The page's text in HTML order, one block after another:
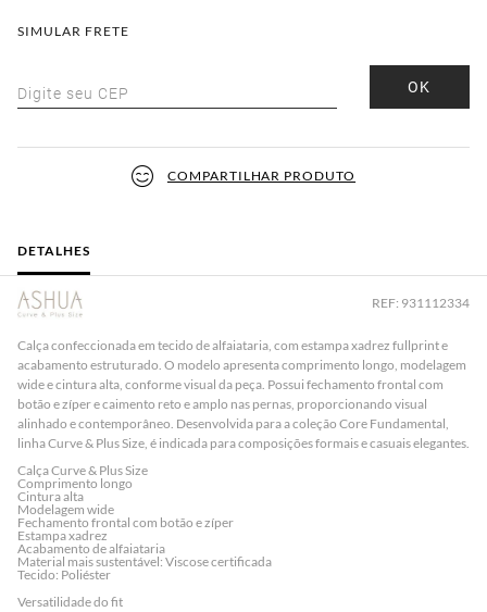
SIMULAR FRETE
Digite seu CEP OK
COMPARTILHAR PRODUTO
DETALHES
REF: 931112334
Calça confeccionada em tecido de alfaiataria, com estampa xadrez fullprinte
acabamento estruturado. O modelo apresentacomprimento longo, modelagem
wideecintura alta, conforme visual da peça. Possui fechamento frontal com
botão e zíperecaimento reto e amplo nas pernas, proporcionando visual
alinhado e contemporâneo. Desenvolvida para a coleção Core Fundamental,
linhaCurve & Plus Size, é indicada para composições formais e casuais elegantes.
Calça Curve & Plus Size
Comprimento longo
Cintura alta
Modelagem wide
Fechamento frontal com botão e zíper
Estampa xadrez
Acabamento de alfaiataria
Material mais sustentável: Viscose certificada
Tecido: Poliéster
Versatilidade do fit